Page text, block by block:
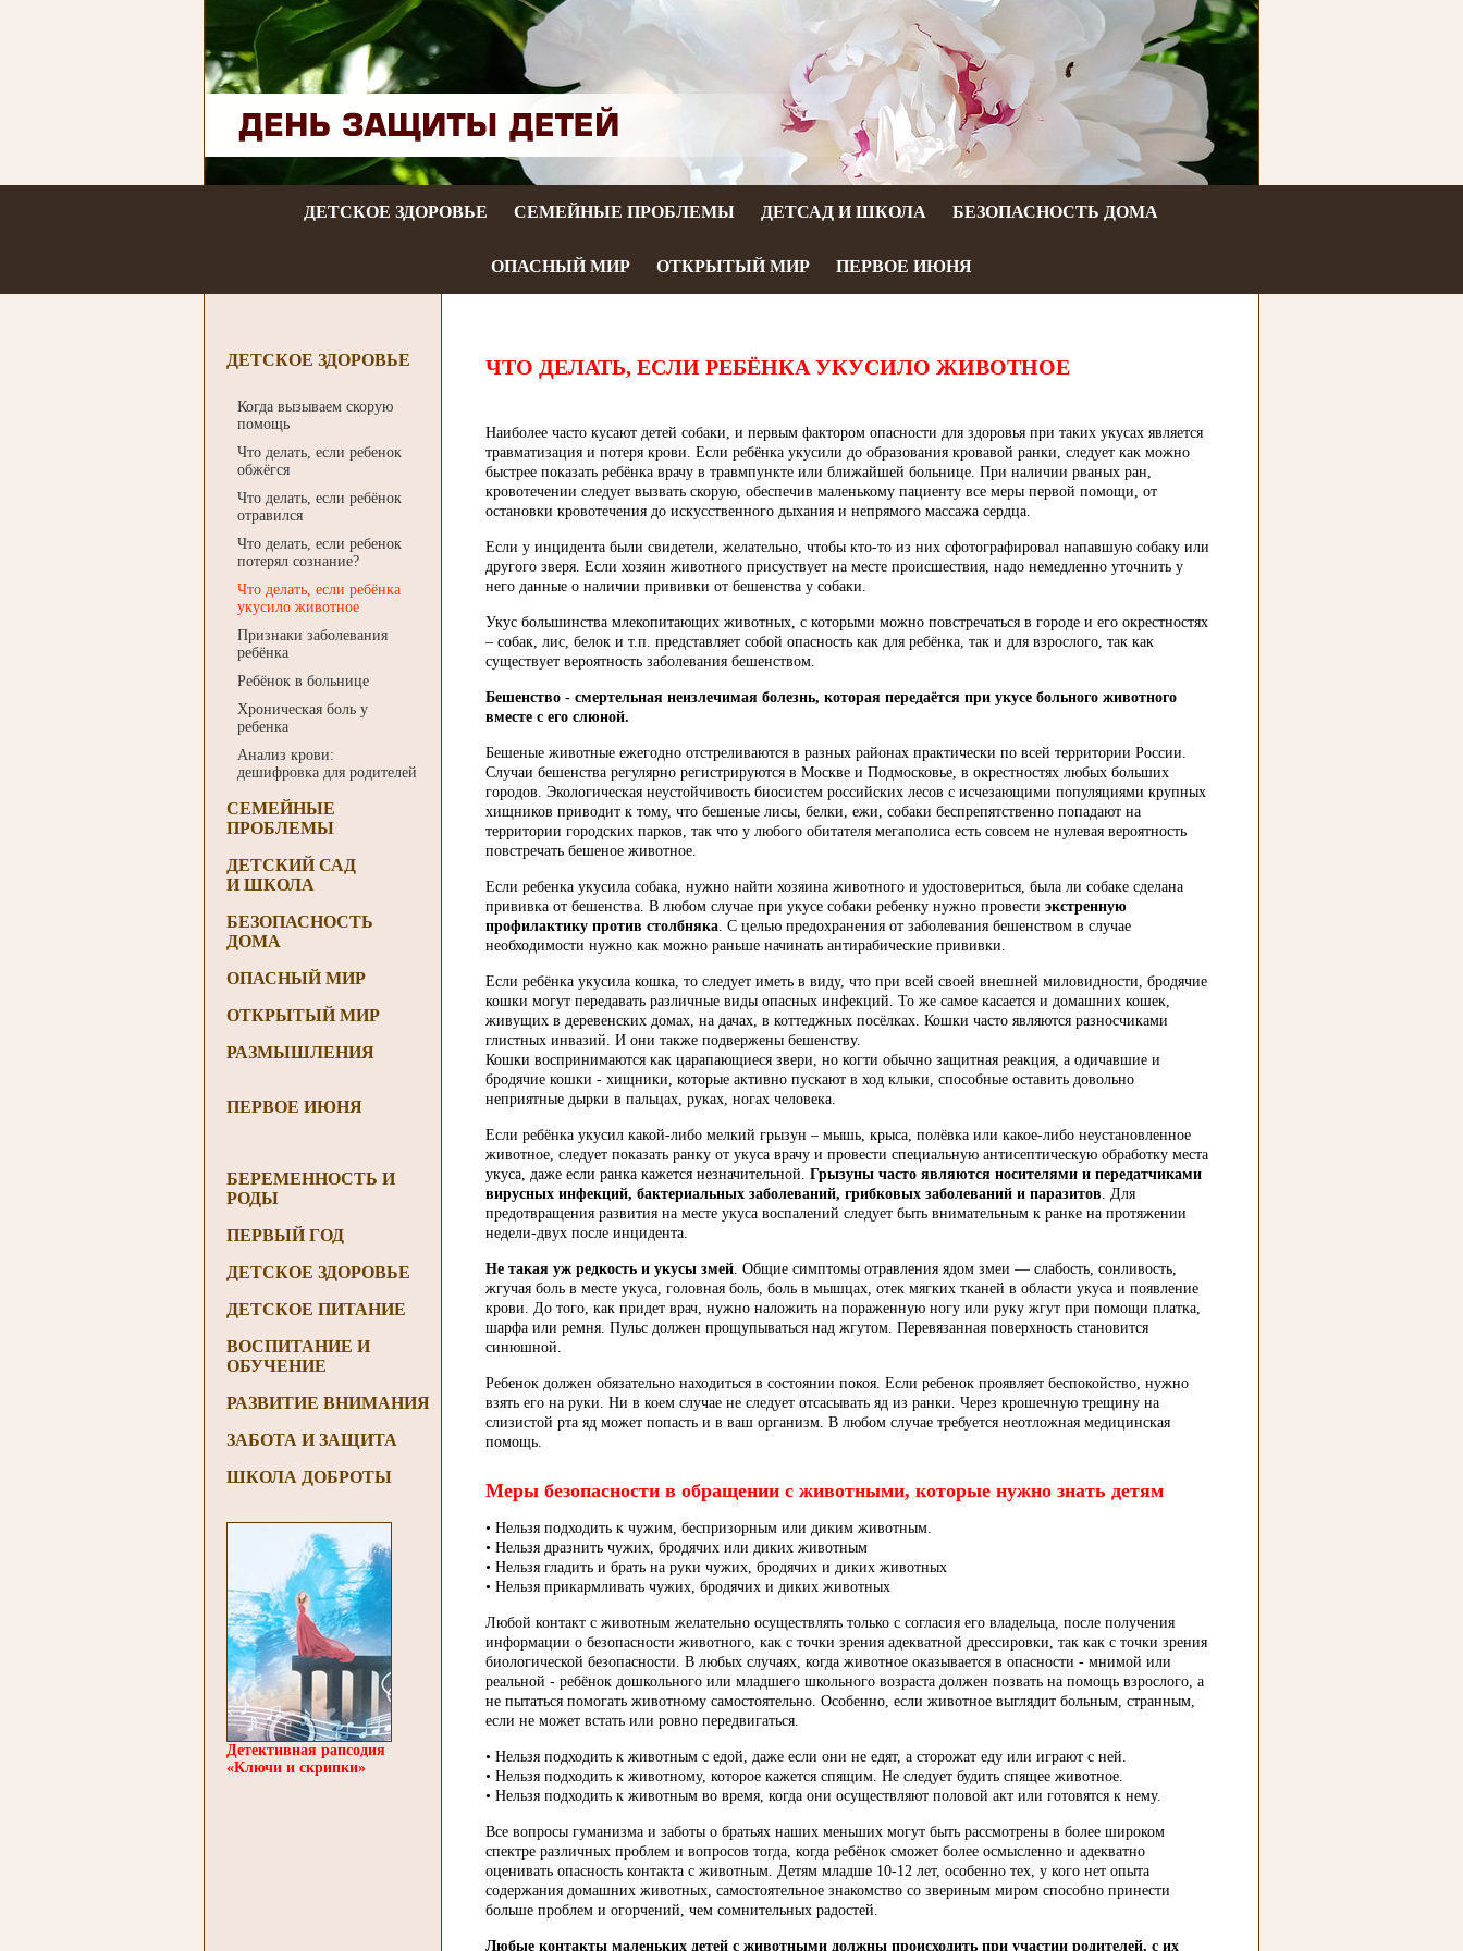
ДЕТСКОЕ ЗДОРОВЬЕ СЕМЕЙНЫЕ ПРОБЛЕМЫ ДЕТСАД И ШКОЛА БЕЗОПАСНОСТЬ ДОМА
ОПАСНЫЙ МИР ОТКРЫТЫЙ МИР ПЕРВОЕ ИЮНЯ
ДЕТСКОЕ ЗДОРОВЬЕ
Когда вызываем скорую
помощь
Что делать, если ребенок
обжёгся
Что делать, если ребёнок
отравился
Что делать, если ребенок
потерял сознание?
Что делать, если ребёнка
укусило животное
Признаки заболевания
ребёнка
Ребёнок в больнице
Хроническая боль у
ребенка
Анализ крови:
дешифровка для родителей
СЕМЕЙНЫЕ
ПРОБЛЕМЫ
ДЕТСКИЙ САД
И ШКОЛА
БЕЗОПАСНОСТЬ
ДОМА
ОПАСНЫЙ МИР
ОТКРЫТЫЙ МИР
РАЗМЫШЛЕНИЯ
ПЕРВОЕ ИЮНЯ
БЕРЕМЕННОСТЬ И
РОДЫ
ПЕРВЫЙ ГОД
ДЕТСКОЕ ЗДОРОВЬЕ
ДЕТСКОЕ ПИТАНИЕ
ВОСПИТАНИЕ И
ОБУЧЕНИЕ
РАЗВИТИЕ ВНИМАНИЯ
ЗАБОТА И ЗАЩИТА
ШКОЛА ДОБРОТЫ
Детективная рапсодия
«Ключи и скрипки»
ЧТО ДЕЛАТЬ, ЕСЛИ РЕБЁНКА УКУСИЛО ЖИВОТНОЕ
Наиболее часто кусают детей собаки, и первым фактором опасности для здоровья при таких укусах является
травматизация и потеря крови. Если ребёнка укусили до образования кровавой ранки, следует как можно
быстрее показать ребёнка врачу в травмпункте или ближайшей больнице. При наличии рваных ран,
кровотечении следует вызвать скорую, обеспечив маленькому пациенту все меры первой помощи, от
остановки кровотечения до искусственного дыхания и непрямого массажа сердца.
Если у инцидента были свидетели, желательно, чтобы кто-то из них сфотографировал напавшую собаку или
другого зверя. Если хозяин животного присуствует на месте происшествия, надо немедленно уточнить у
него данные о наличии прививки от бешенства у собаки.
Укус большинства млекопитающих животных, с которыми можно повстречаться в городе и его окрестностях
– собак, лис, белок и т.п. представляет собой опасность как для ребёнка, так и для взрослого, так как
существует вероятность заболевания бешенством.
Бешенство - смертельная неизлечимая болезнь, которая передаётся при укусе больного животного
вместе с его слюной.
Бешеные животные ежегодно отстреливаются в разных районах практически по всей территории России.
Случаи бешенства регулярно регистрируются в Москве и Подмосковье, в окрестностях любых больших
городов. Экологическая неустойчивость биосистем российских лесов с исчезающими популяциями крупных
хищников приводит к тому, что бешеные лисы, белки, ежи, собаки беспрепятственно попадают на
территории городских парков, так что у любого обитателя мегаполиса есть совсем не нулевая вероятность
повстречать бешеное животное.
Если ребенка укусила собака, нужно найти хозяина животного и удостовериться, была ли собаке сделана
прививка от бешенства. В любом случае при укусе собаки ребенку нужно провести экстренную
профилактику против столбняка. С целью предохранения от заболевания бешенством в случае
необходимости нужно как можно раньше начинать антирабические прививки.
Если ребёнка укусила кошка, то следует иметь в виду, что при всей своей внешней миловидности, бродячие
кошки могут передавать различные виды опасных инфекций. То же самое касается и домашних кошек,
живущих в деревенских домах, на дачах, в коттеджных посёлках. Кошки часто являются разносчиками
глистных инвазий. И они также подвержены бешенству.
Кошки воспринимаются как царапающиеся звери, но когти обычно защитная реакция, а одичавшие и
бродячие кошки - хищники, которые активно пускают в ход клыки, способные оставить довольно
неприятные дырки в пальцах, руках, ногах человека.
Если ребёнка укусил какой-либо мелкий грызун – мышь, крыса, полёвка или какое-либо неустановленное
животное, следует показать ранку от укуса врачу и провести специальную антисептическую обработку места
укуса, даже если ранка кажется незначительной. Грызуны часто являются носителями и передатчиками
вирусных инфекций, бактериальных заболеваний, грибковых заболеваний и паразитов. Для
предотвращения развития на месте укуса воспалений следует быть внимательным к ранке на протяжении
недели-двух после инцидента.
Не такая уж редкость и укусы змей. Общие симптомы отравления ядом змеи — слабость, сонливость,
жгучая боль в месте укуса, головная боль, боль в мышцах, отек мягких тканей в области укуса и появление
крови. До того, как придет врач, нужно наложить на пораженную ногу или руку жгут при помощи платка,
шарфа или ремня. Пульс должен прощупываться над жгутом. Перевязанная поверхность становится
синюшной.
Ребенок должен обязательно находиться в состоянии покоя. Если ребенок проявляет беспокойство, нужно
взять его на руки. Ни в коем случае не следует отсасывать яд из ранки. Через крошечную трещину на
слизистой рта яд может попасть и в ваш организм. В любом случае требуется неотложная медицинская
помощь.
Меры безопасности в обращении с животными, которые нужно знать детям
• Нельзя подходить к чужим, беспризорным или диким животным.
• Нельзя дразнить чужих, бродячих или диких животным
• Нельзя гладить и брать на руки чужих, бродячих и диких животных
• Нельзя прикармливать чужих, бродячих и диких животных
Любой контакт с животным желательно осуществлять только с согласия его владельца, после получения
информации о безопасности животного, как с точки зрения адекватной дрессировки, так как с точки зрения
биологической безопасности. В любых случаях, когда животное оказывается в опасности - мнимой или
реальной - ребёнок дошкольного или младшего школьного возраста должен позвать на помощь взрослого, а
не пытаться помогать животному самостоятельно. Особенно, если животное выглядит больным, странным,
если не может встать или ровно передвигаться.
• Нельзя подходить к животным с едой, даже если они не едят, а сторожат еду или играют с ней.
• Нельзя подходить к животному, которое кажется спящим. Не следует будить спящее животное.
• Нельзя подходить к животным во время, когда они осуществляют половой акт или готовятся к нему.
Все вопросы гуманизма и заботы о братьях наших меньших могут быть рассмотрены в более широком
спектре различных проблем и вопросов тогда, когда ребёнок сможет более осмысленно и адекватно
оценивать опасность контакта с животным. Детям младше 10-12 лет, особенно тех, у кого нет опыта
содержания домашних животных, самостоятельное знакомство со звериным миром способно принести
больше проблем и огорчений, чем сомнительных радостей.
Любые контакты маленьких детей с животными должны происходить при участии родителей, с их